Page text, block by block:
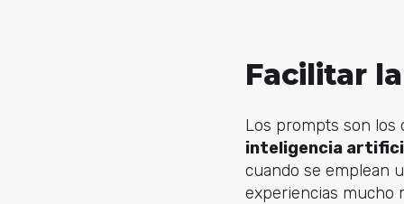
Facilitar
Los prompts son los
inteligencia
cuando se emplean
experiencias mucho